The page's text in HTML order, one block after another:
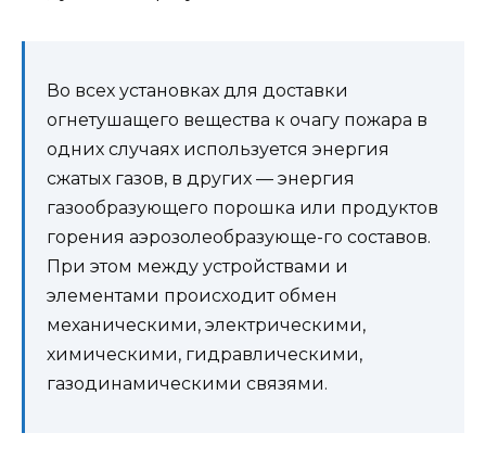
Во всех установках для доставки
огнетушащего вещества к очагу пожара в
одних случаях используется энергия
сжатых газов, в других — энергия
газообразующего порошка или продуктов
горения аэрозолеобразующе-го составов.
При этом между устройствами и
элементами происходит обмен
механическими, электрическими,
химическими, гидравлическими,
газодинамическими связями.